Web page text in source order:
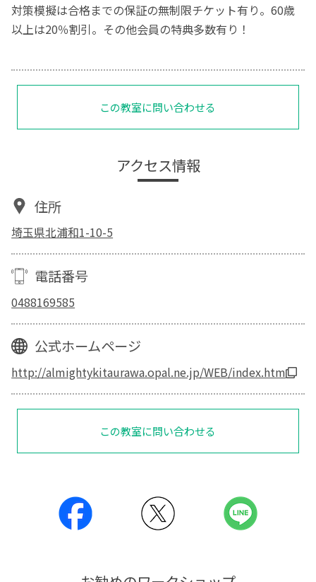
対策模擬は合格までの保証の無制限チケット有り。60歳
以上は20％割引。その他会員の特典多数有り！
この教室に問い合わせる
アクセス情報
住所
埼玉県北浦和1-10-5
電話番号
0488169585
公式ホームページ
http://almightykitaurawa.opal.ne.jp/WEB/index.htm
この教室に問い合わせる